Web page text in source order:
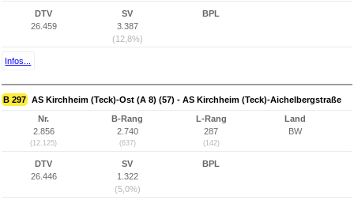
DTV
26.459
SV
3.387
(12,8%)
BPL
Infos...
B 297 AS Kirchheim (Teck)-Ost (A 8) (57) - AS Kirchheim (Teck)-Aichelbergstraße
Nr.
2.856
(12.125)
B-Rang
2.740
(637)
L-Rang
287
(142)
Land
BW
DTV
26.446
SV
1.322
(5,0%)
BPL